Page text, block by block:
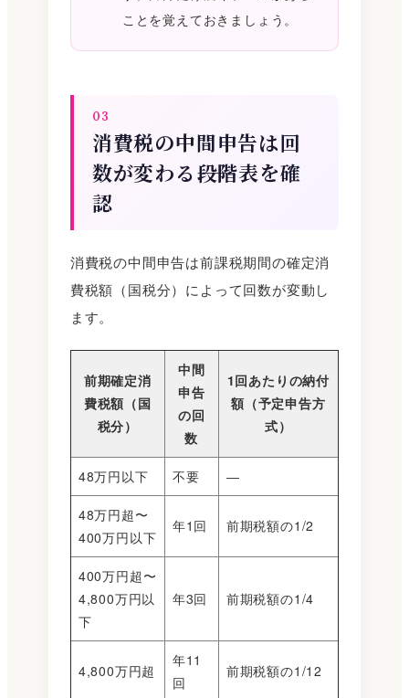
ことを覚えておきましょう。
03
消費税の中間申告は回
数が変わる――段階表を確
認
消費税の中間申告は前課税期間の確定消
費税額（国税分）によって回数が変動し
ます。
前期確定消
費税額（国
税分）
中間
申告
の回
数
1回あたりの納付
額（予定申告方
式）
48万円以下 不要 ―
48万円超〜
400万円以下
年1回 前期税額の1/2
400万円超〜
4,800万円以
下
年3回 前期税額の1/4
4,800万円超
年11
回
前期税額の1/12